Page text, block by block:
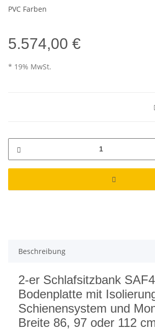
PVC Farben
5.574,00 €
* 19% MwSt.
Beschreibung
2-er Schlafsitzbank
Bodenplatte mit
Schienensystem und
Breite 86, 97 oder 112